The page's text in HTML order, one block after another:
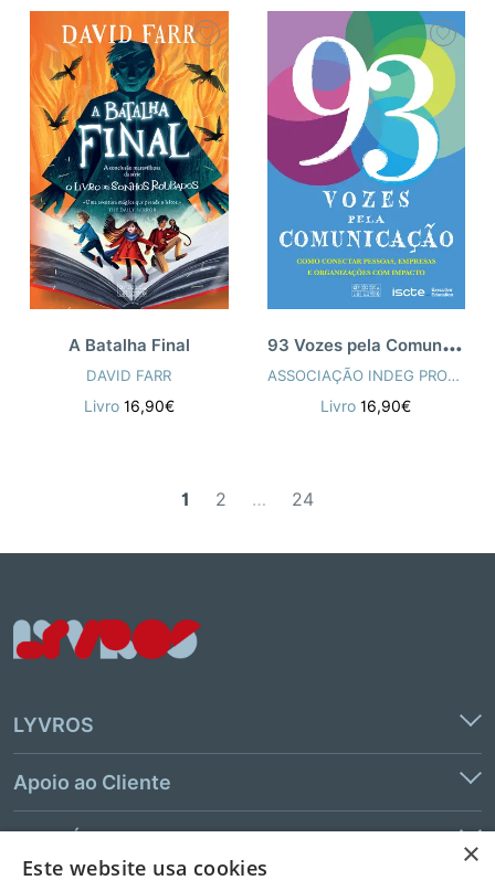
A Batalha Final
DAVID FARR
Livro 16,90€
9
3 Vozes pela Comunicação
ASSOCIAÇÃO INDEG PROJECTO ISCTE
Livro16,90€
1 2 … 24
LYVROS
Apoio ao Cliente
×
Este website usa cookies